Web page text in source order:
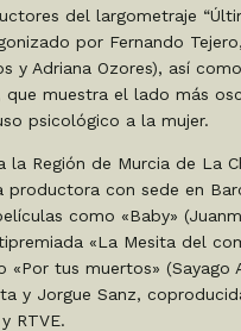
del largometraje
por Fernando
y Adriana Ozores), así
que muestra el lado más
psicológico a la mujer.
la Región de Murcia de La
productora con sede en
como «Baby»
«La Mesita del
«Por tus muertos» (Sayago
y Jorgue Sanz,
RTVE.